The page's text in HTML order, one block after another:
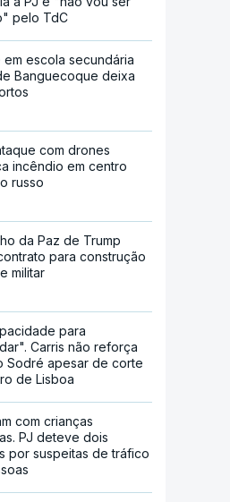
pelo TdC
em escola secundária
Banguecoque deixa
com drones
incêndio em centro
russo
da Paz de Trump
para construção
militar
para
Carris não reforça
Sodré apesar de corte
de Lisboa
com crianças
PJ deteve dois
por suspeitas de tráfico